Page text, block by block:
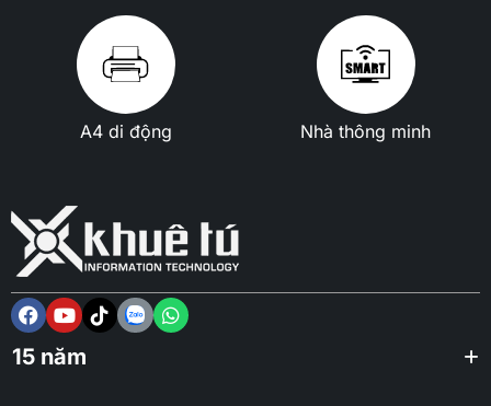
A4 di động Nhà thông minh
15 năm